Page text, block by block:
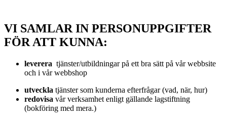
VI SAMLAR IN PERSONUPPGIFTER
FÖR ATT KUNNA:
leverera tjänster/utbildningar på ett bra sätt på vår webbsite
och i vår webbshop
utveckla tjänster som kunderna efterfrågar (vad, när, hur)
redovisa vår verksamhet enligt gällande lagstiftning
(bokföring med mera.)